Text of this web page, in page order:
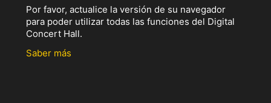
Por favor, actualice la versión de su navegador
para poder utilizar todas las funciones del Digital
Concert Hall.
Saber más